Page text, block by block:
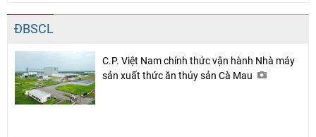
ĐBSCL
C.P. Việt Nam chính thức vận hành Nhà máy
sản xuất thức ăn thủy sản Cà Mau